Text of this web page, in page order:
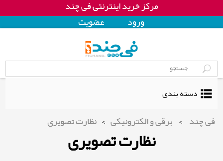
مرکز خرید اینترنتی فی چند
ورود
عضويت
دسته بندی
فی چند > برقی و الکترونیکی > نظارت تصویری
نظارت تصویری